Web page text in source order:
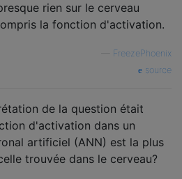
rien sur le cerveau
la fonction d'activation.
FreezePhoenix
source
de la question était
d'activation dans un
artificiel (ANN) est la plus
trouvée dans le cerveau?